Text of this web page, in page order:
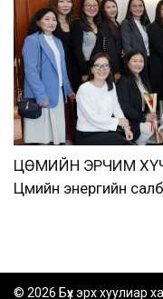
ЦӨМИЙН ЭРЧИМ
Цөмийн энергийн
© 2026 Бүх эрх хуулиар